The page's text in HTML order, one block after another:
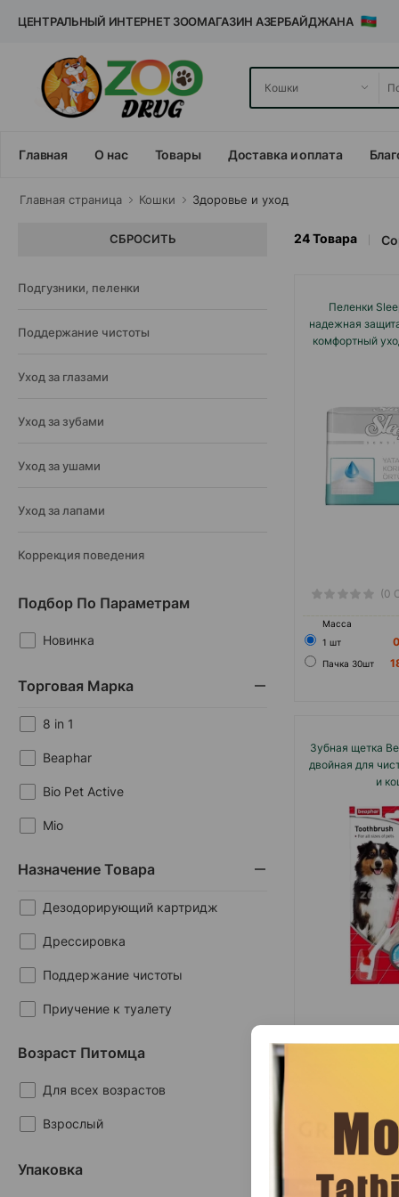
ЦЕНТРАЛЬНЫЙ ИНТЕРНЕТ ЗООМАГАЗИН АЗЕРБАЙДЖАНА
Главная О нас Товары Доставка и оплата
Главная cтраница Кошки Здоровье и уход
СБРОСИТЬ
Подгузники, пеленки
Поддержание чистоты
Уход за глазами
Уход за зубами
Уход за ушами
Уход за лапами
Коррекция поведения
Подбор По Параметрам
Новинка
Торговая Марка
8 in 1
Beaphar
Bio Pet Active
Mio
Назначение Товара
Дезодорирующий картридж
Дрессировка
Поддержание чистоты
Приучение к туалету
Уход за ушами
Возраст Питомца
Для всех возрастов
Взрослый
Упаковка
24Товара
Пеленки
надежная
комфортный
(0
Масса
1 шт
Пачка 30шт
Зубная щетка
двойная для
и
Салфетки 8in1